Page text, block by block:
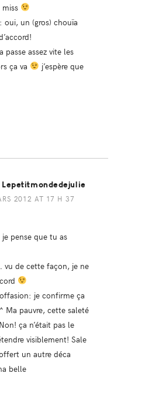
oui, un (gros) chouïa
passe assez vite les
ça va
j’espère que
2012 AT 17 H 37
pense que tu as
vu de cette façon, je ne
je confirme ça
Ma pauvre, cette saleté
ça n’était pas le
visiblement! Sale
un autre déca
belle